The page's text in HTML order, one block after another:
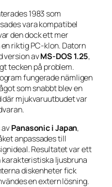
1983 som
vara kompatibel
den dock ett mer
riktig PC-klon. Datorn
version avMS-DOS 1.25,
tecken på problem.
fungerade nämligen
som snabbt blev en
där mjukvaruutbudet var
Panasonic i Japan,
anpassades till
Resultatet var ett
karakteristiska ljusbruna
diskenheter fick
en extern lösning.